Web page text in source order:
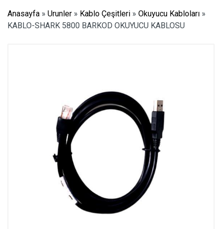
Anasayfa » Urunler » Kablo Çeşitleri » Okuyucu Kabloları »
KABLO-SHARK 5800 BARKOD OKUYUCU KABLOSU